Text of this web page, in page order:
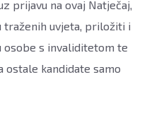
prijavu na ovaj Natječaj,
traženih uvjeta, priložiti i
osobe s invaliditetom te
ostale kandidate samo